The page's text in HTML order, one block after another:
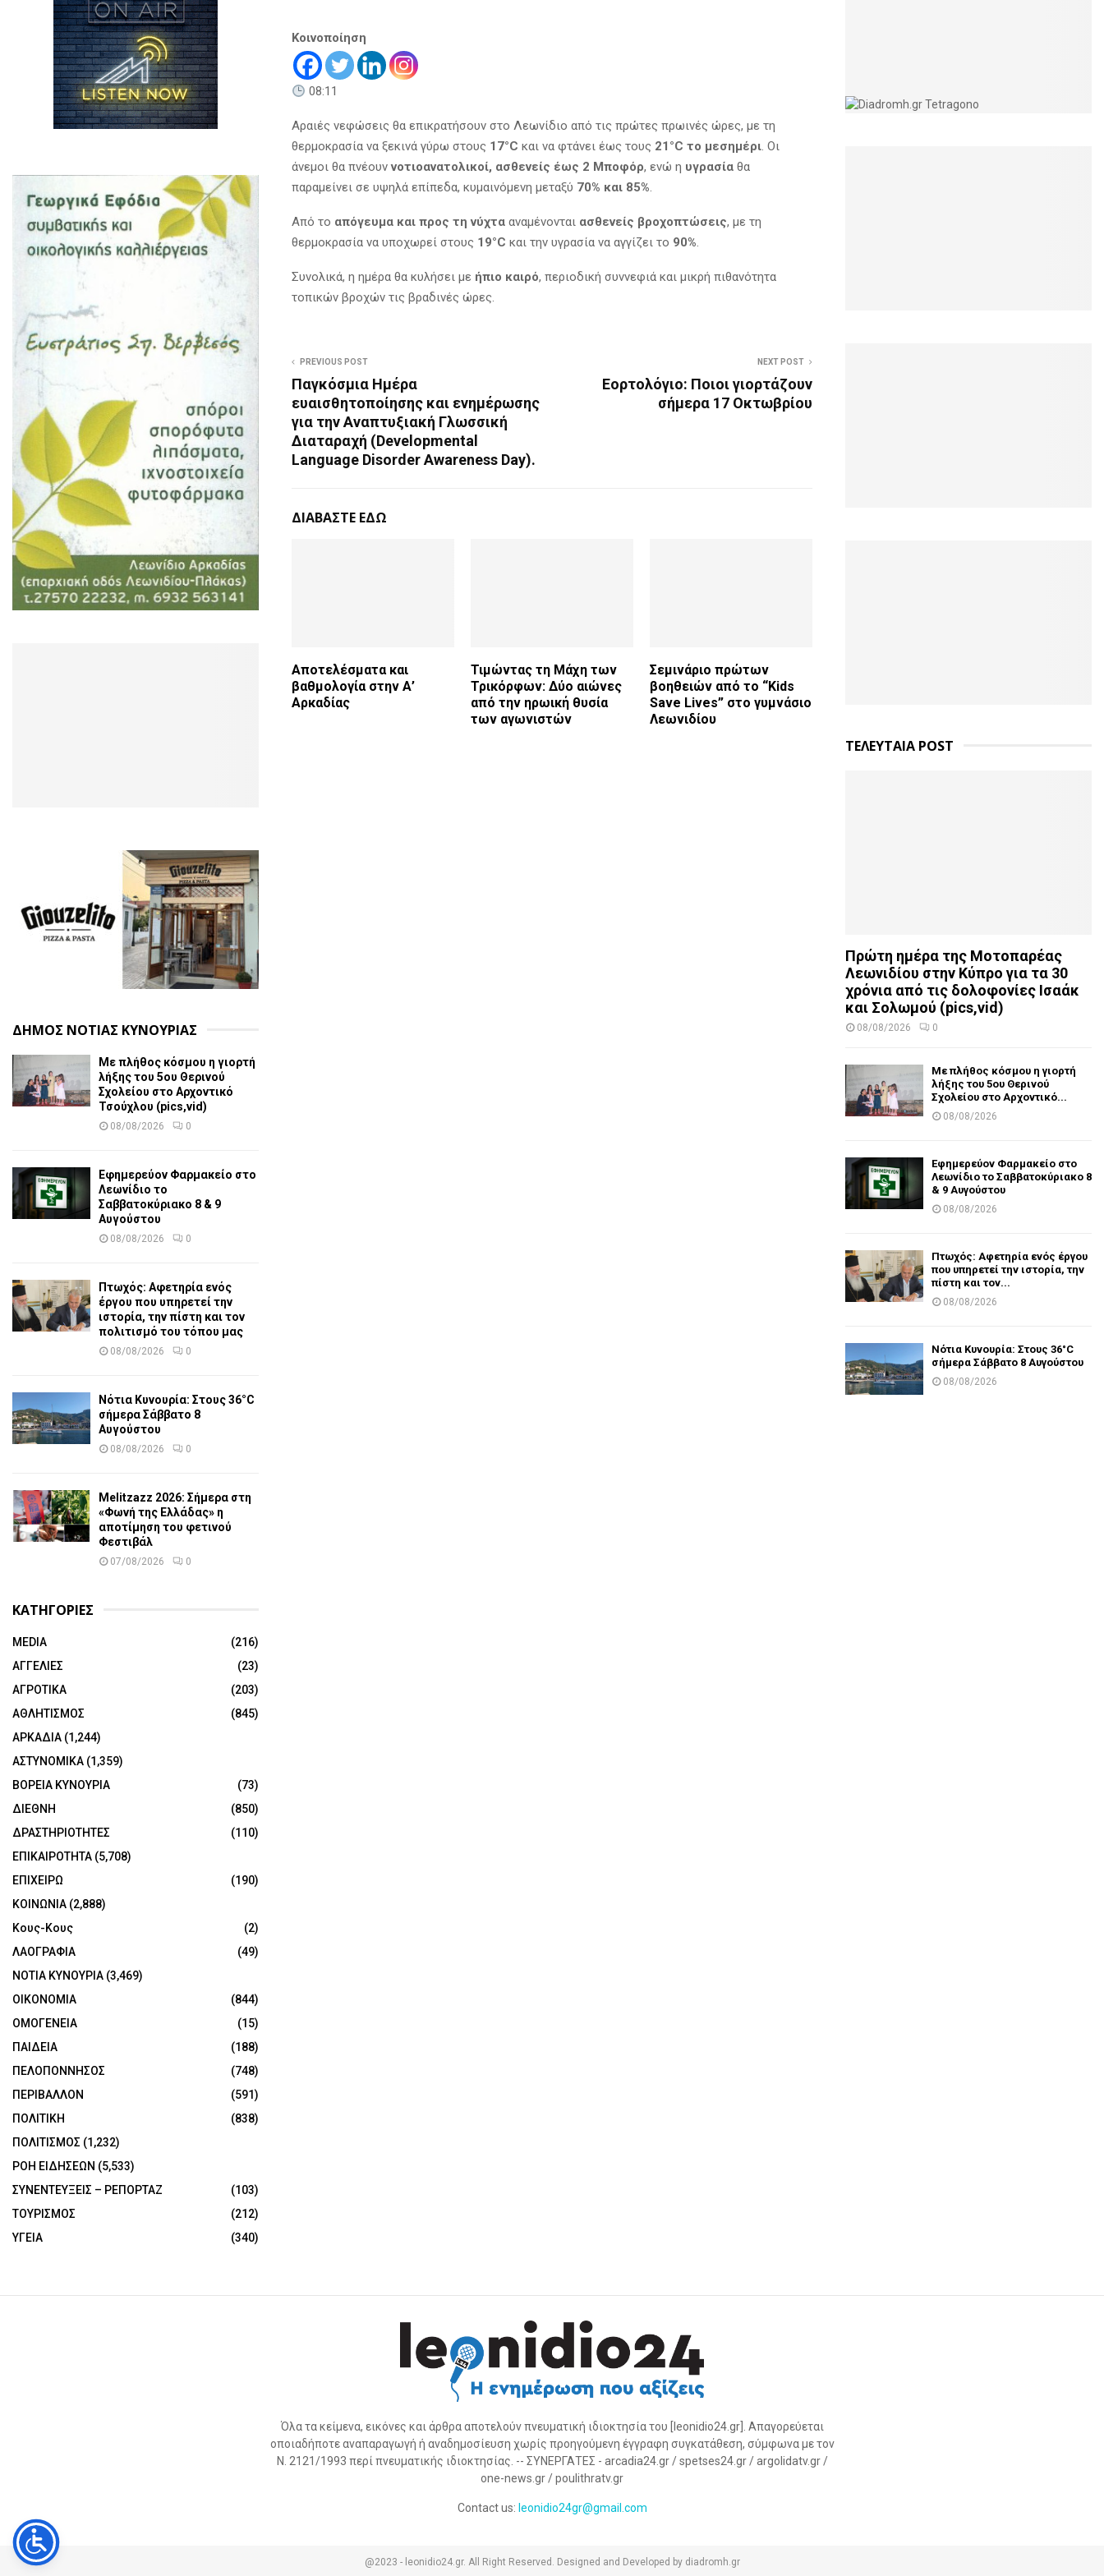
Κοινοποίηση
08:11
Αραιές νεφώσεις θα επικρατήσουν στο Λεωνίδιο από τις πρώτες πρωινές ώρες, με τη
θερμοκρασία να ξεκινά γύρω στους 17°C και να φτάνει έως τους 21°C το μεσημέρι. Οι
άνεμοι θα πνέουννοτιοανατολικοί, ασθενείς έως 2 Μποφόρ, ενώ η υγρασία θα
παραμείνει σε υψηλά επίπεδα, κυμαινόμενη μεταξύ 70% και 85%.
Από το απόγευμα και προς τη νύχτα αναμένονται ασθενείς βροχοπτώσεις, με τη
θερμοκρασία να υποχωρεί στους 19°C και την υγρασία να αγγίζει το 90%.
Συνολικά, η ημέρα θα κυλήσει με ήπιο καιρό, περιοδική συννεφιά και μικρή πιθανότητα
τοπικών βροχών τις βραδινές ώρες.
PREVIOUS POST
Παγκόσμια Ημέρα
ευαισθητοποίησης και ενημέρωσης
για την Αναπτυξιακή Γλωσσική
Διαταραχή (Developmental
Language Disorder Awareness Day).
NEXT POST
Εορτολόγιο: Ποιοι γιορτάζουν
σήμερα 17 Οκτωβρίου
ΔΙΑΒΑΣΤΕ ΕΔΩ
Αποτελέσματα και
βαθμολογία στην Α’
Αρκαδίας
Τιμώντας τη Μάχη των
Τρικόρφων: Δύο αιώνες
από την ηρωική θυσία
των αγωνιστών
Σεμινάριο πρώτων
βοηθειών από το “Kids
Save Lives” στο γυμνάσιο
Λεωνιδίου
ΔΗΜΟΣ ΝΟΤΙΑΣ ΚΥΝΟΥΡΙΑΣ
Με πλήθος κόσμου η γιορτή
λήξης του 5ου Θερινού
Σχολείου στο Αρχοντικό
Τσούχλου (pics,vid)
08/08/2026 0
Εφημερεύον Φαρμακείο στο
Λεωνίδιο το
Σαββατοκύριακο 8 & 9
Αυγούστου
08/08/2026 0
Πτωχός: Αφετηρία ενός
έργου που υπηρετεί την
ιστορία, την πίστη και τον
πολιτισμό του τόπου μας
08/08/2026 0
Νότια Κυνουρία: Στους 36°C
σήμερα Σάββατο 8
Αυγούστου
08/08/2026 0
Melitzazz 2026: Σήμερα στη
«Φωνή της Ελλάδας» η
αποτίμηση του φετινού
Φεστιβάλ
07/08/2026 0
ΚΑΤΗΓΟΡΙΕΣ
MEDIA
(216)
ΑΓΓΕΛΙΕΣ
(23)
ΑΓΡΟΤΙΚΑ
(203)
ΑΘΛΗΤΙΣΜΟΣ
(845)
ΑΡΚΑΔΙΑ (1,244)
ΑΣΤΥΝΟΜΙΚΑ (1,359)
ΒΟΡΕΙΑ ΚΥΝΟΥΡΙΑ
(73)
ΔΙΕΘΝΗ
(850)
ΔΡΑΣΤΗΡΙΟΤΗΤΕΣ
(110)
ΕΠΙΚΑΙΡΟΤΗΤΑ (5,708)
ΕΠΙΧΕΙΡΩ
(190)
ΚΟΙΝΩΝΙΑ (2,888)
Κους-Κους
(2)
ΛΑΟΓΡΑΦΙΑ
(49)
ΝΟΤΙΑ ΚΥΝΟΥΡΙΑ (3,469)
ΟΙΚΟΝΟΜΙΑ
(844)
ΟΜΟΓΕΝΕΙΑ
(15)
ΠΑΙΔΕΙΑ
(188)
ΠΕΛΟΠΟΝΝΗΣΟΣ
(748)
ΠΕΡΙΒΑΛΛΟΝ
(591)
ΠΟΛΙΤΙΚΗ
(838)
ΠΟΛΙΤΙΣΜΟΣ (1,232)
ΡΟΗ ΕΙΔΗΣΕΩΝ (5,533)
ΣΥΝΕΝΤΕΥΞΕΙΣ – ΡΕΠΟΡΤΑΖ
(103)
ΤΟΥΡΙΣΜΟΣ
(212)
ΥΓΕΙΑ
(340)
ΤΕΛΕΥΤΑΙΑ POST
Πρώτη ημέρα της Μοτοπαρέας
Λεωνιδίου στην Κύπρο για τα 30
χρόνια από τις δολοφονίες Ισαάκ
και Σολωμού (pics,vid)
08/08/2026 0
Με πλήθος κόσμου η γιορτή
λήξης του 5ου Θερινού
Σχολείου στο Αρχοντικό...
08/08/2026
Εφημερεύον Φαρμακείο στο
Λεωνίδιο το Σαββατοκύριακο 8
& 9 Αυγούστου
08/08/2026
Πτωχός: Αφετηρία ενός έργου
που υπηρετεί την ιστορία, την
πίστη και τον...
08/08/2026
Νότια Κυνουρία: Στους 36°C
σήμερα Σάββατο 8 Αυγούστου
08/08/2026
Όλα τα κείμενα, εικόνες και άρθρα αποτελούν πνευματική ιδιοκτησία του [leonidio24.gr]. Απαγορεύεται
οποιαδήποτε αναπαραγωγή ή αναδημοσίευση χωρίς προηγούμενη έγγραφη συγκατάθεση, σύμφωνα με τον
Ν. 2121/1993 περί πνευματικής ιδιοκτησίας. -- ΣΥΝΕΡΓΑΤΕΣ - arcadia24.gr / spetses24.gr / argolidatv.gr /
one-news.gr / poulithratv.gr
Contact us: leonidio24gr@gmail.com
@2023 - leonidio24.gr. All Right Reserved. Designed and Developed by diadromh.gr